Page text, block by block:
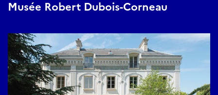
Musée Robert Dubois-Corneau